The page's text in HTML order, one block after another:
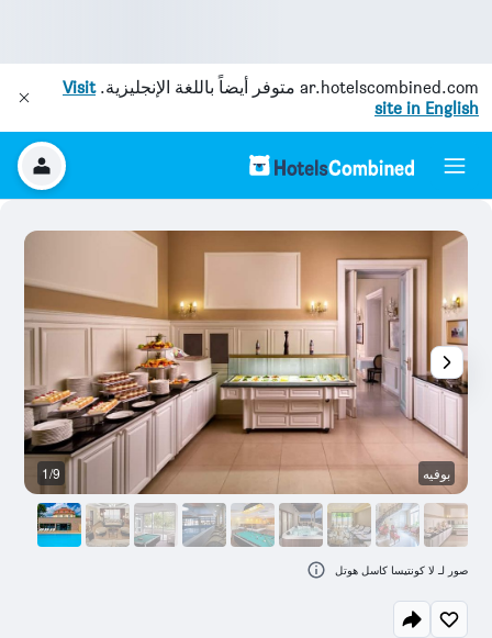
ar.hotelscombined.com متوفر أيضاً باللغة الإنجليزية.Visit
site in English
بوفيه 1/9
صور لـ لا كونتيسا كاسل هوتل